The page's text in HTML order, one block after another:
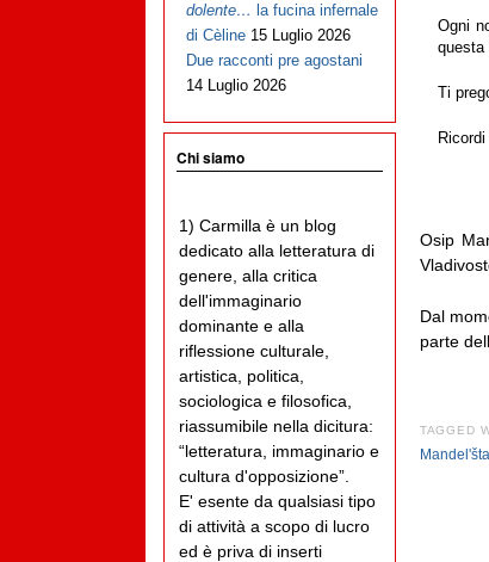
Ogni
questa
Ti
Osip
Dal
parte
TAGGED
dolente… la fucina infernale
di Cèline 15 Luglio 2026
Due racconti pre agostani
14 Luglio 2026
Chi siamo
1) Carmilla è un blog
dedicato alla letteratura di
genere, alla critica
dell'immaginario
dominante e alla
riflessione culturale,
artistica, politica,
sociologica e filosofica,
riassumibile nella dicitura:
“letteratura, immaginario e
cultura d'opposizione”.
E' esente da qualsiasi tipo
di attività a scopo di lucro
ed è priva di inserti